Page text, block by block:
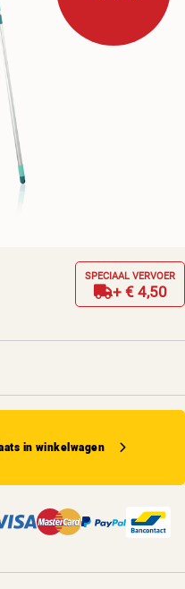
SPECIAAL VERVOER
+ € 4,50
in winkelwagen